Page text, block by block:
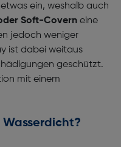
ein, weshalb auch
Soft-Covern eine
jedoch weniger
ist dabei weitaus
geschützt.
mit einem